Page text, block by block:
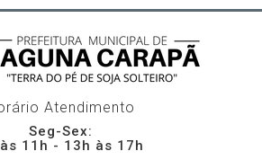
Atendimento
Seg-Sex:
11h - 13h às 17h